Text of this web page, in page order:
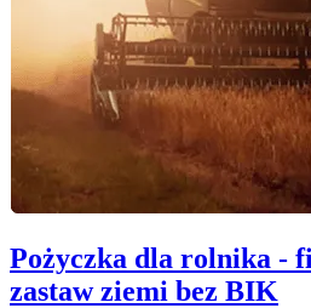
Pożyczka dla rolnika -
zastaw ziemi bez BIK